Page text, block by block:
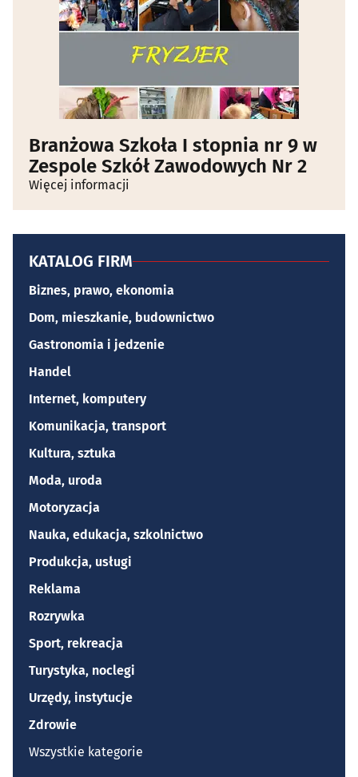
Branżowa Szkoła I stopnia nr 9 w
Zespole Szkół Zawodowych Nr 2
Więcej informacji
KATALOG FIRM
Biznes, prawo, ekonomia
Dom, mieszkanie, budownictwo
Gastronomia i jedzenie
Handel
Internet, komputery
Komunikacja, transport
Kultura, sztuka
Moda, uroda
Motoryzacja
Nauka, edukacja, szkolnictwo
Produkcja, usługi
Reklama
Rozrywka
Sport, rekreacja
Turystyka, noclegi
Urzędy, instytucje
Zdrowie
Wszystkie kategorie